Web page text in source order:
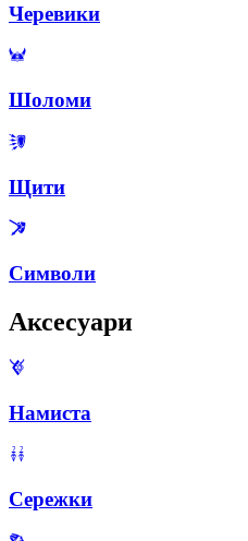
Черевики
Шоломи
Щити
Символи
Аксесуари
Намиста
Сережки